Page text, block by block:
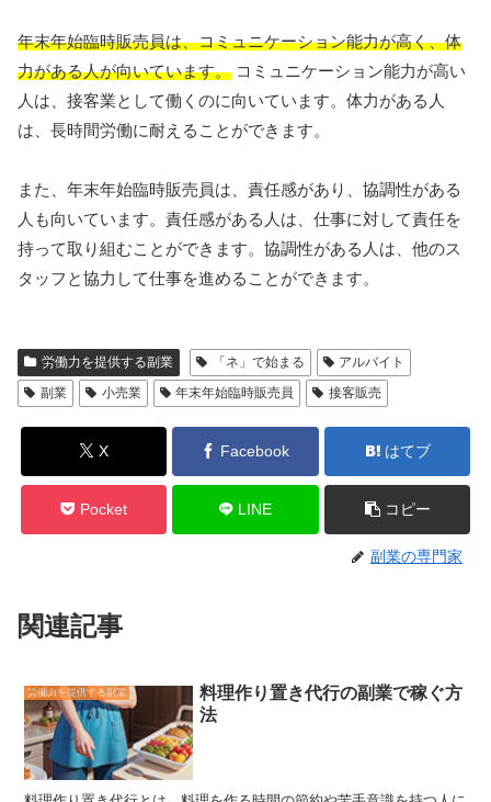
年末年始臨時販売員は、コミュニケーション能力が高く、体
力がある人が向いています。 コミュニケーション能力が高い
人は、接客業として働くのに向いています。体力がある人
は、長時間労働に耐えることができます。
また、年末年始臨時販売員は、責任感があり、協調性がある
人も向いています。責任感がある人は、仕事に対して責任を
持って取り組むことができます。協調性がある人は、他のス
タッフと協力して仕事を進めることができます。
労働力を提供する副業 「ネ」で始まる
アルバイト
副業
小売業 年末年始臨時販売員 接客販売
X Facebook はてブ
Pocket LINE コピー
副業の専門家
関連記事
労働力を提供する副業
料理作り置き代行の副業で稼ぐ方
法